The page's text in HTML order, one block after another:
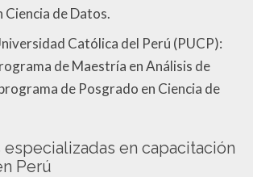
Ciencia de Datos.
Católica del Perú (PUCP):
de Maestría en Análisis de
de Posgrado en Ciencia de
en capacitación
Perú